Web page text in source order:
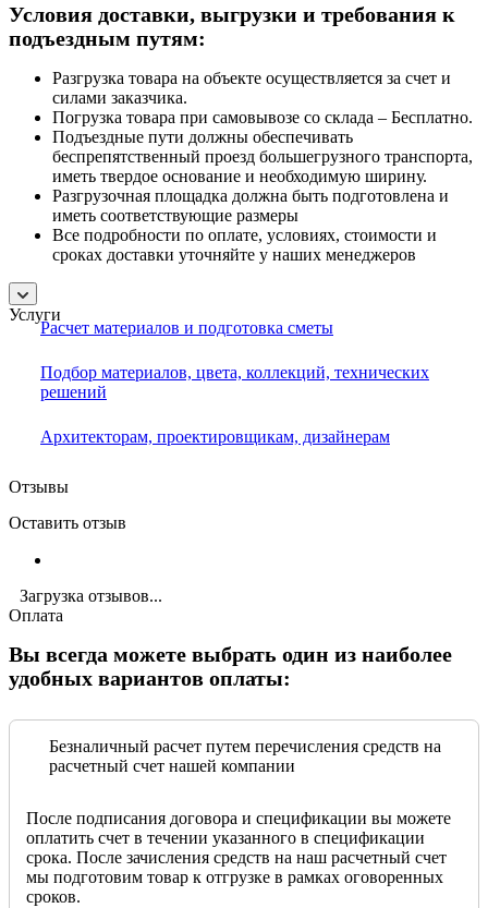
Условия доставки, выгрузки и требования к
подъездным путям:
Разгрузка товара на объекте осуществляется за счет и
силами заказчика.
Погрузка товара при самовывозе со склада – Бесплатно.
Подъездные пути должны обеспечивать
беспрепятственный проезд большегрузного транспорта,
иметь твердое основание и необходимую ширину.
Разгрузочная площадка должна быть подготовлена и
иметь соответствующие размеры
Все подробности по оплате, условиях, стоимости и
сроках доставки уточняйте у наших менеджеров
Услуги
Расчет материалов и подготовка сметы
Подбор материалов, цвета, коллекций, технических
решений
Архитекторам, проектировщикам, дизайнерам
Отзывы
Оставить отзыв
Загрузка отзывов...
Оплата
Вы всегда можете выбрать один из наиболее
удобных вариантов оплаты:
Безналичный расчет путем перечисления средств на
расчетный счет нашей компании
После подписания договора и спецификации вы можете
оплатить счет в течении указанного в спецификации
срока. После зачисления средств на наш расчетный счет
мы подготовим товар к отгрузке в рамках оговоренных
сроков.